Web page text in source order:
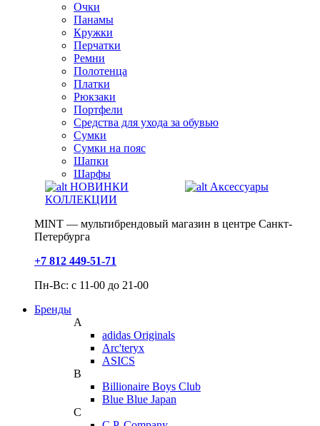
Очки
Панамы
Кружки
Перчатки
Ремни
Полотенца
Платки
Рюкзаки
Портфели
Средства для ухода за обувью
Сумки
Сумки на пояс
Шапки
Шарфы
НОВИНКИ
КОЛЛЕКЦИИ
Аксессуары
MINT — мультибрендовый магазин в центре Санкт-
Петербурга
+7 812 449-51-71
Пн-Вс: с 11-00 до 21-00
Бренды
A
adidas Originals
Arc'teryx
ASICS
B
Billionaire Boys Club
Blue Blue Japan
C